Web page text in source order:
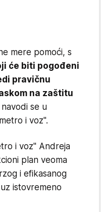
mere pomoći, s
će biti pogođeni
pravičnu
na zaštitu
navodi se u
i voz".
i voz'' Andreja
plan veoma
i efikasanog
istovremeno